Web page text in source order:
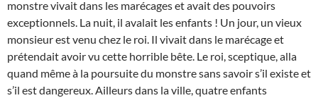
monstre vivait dans les marécages et avait des pouvoirs
exceptionnels. La nuit, il avalait les enfants ! Un jour, un vieux
monsieur est venu chez le roi. Il vivait dans le marécage et
prétendait avoir vu cette horrible bête. Le roi, sceptique, alla
quand même à la poursuite du monstre sans savoir s’il existe et
s’il est dangereux. Ailleurs dans la ville, quatre enfants